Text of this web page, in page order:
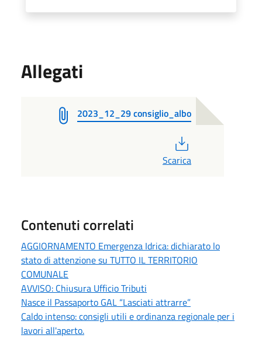
Allegati
2023_12_29 consiglio_albo
Scarica
Contenuti correlati
AGGIORNAMENTO Emergenza Idrica: dichiarato lo
stato di attenzione su TUTTO IL TERRITORIO
COMUNALE
AVVISO: Chiusura Ufficio Tributi
Nasce il Passaporto GAL “Lasciati attrarre”
Caldo intenso: consigli utili e ordinanza regionale per i
lavori all'aperto.